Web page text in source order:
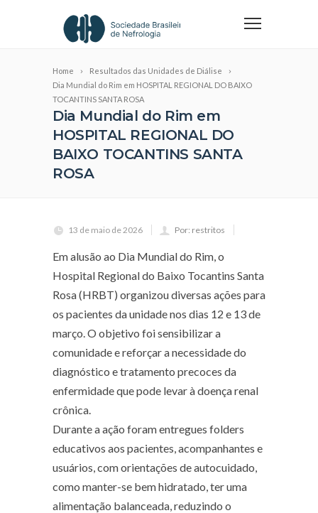
Home
Resultados das Unidades de Diálise
Dia Mundial do Rim em HOSPITAL REGIONAL DO BAIXO
TOCANTINS SANTA ROSA
Dia Mundial do Rim em
HOSPITAL REGIONAL DO
BAIXO TOCANTINS SANTA
ROSA
13 de maio de 2026 Por: restritos
Em alusão ao Dia Mundial do Rim, o
Hospital Regional do Baixo Tocantins Santa
Rosa (HRBT) organizou diversas ações para
os pacientes da unidade nos dias 12 e 13 de
março. O objetivo foi sensibilizar a
comunidade e reforçar a necessidade do
diagnóstico e tratamento precoces da
enfermidade que pode levar à doença renal
crônica.
Durante a ação foram entregues folders
educativos aos pacientes, acompanhantes e
usuários, com orientações de autocuidado,
como manter-se bem hidratado, ter uma
alimentação balanceada, reduzindo o